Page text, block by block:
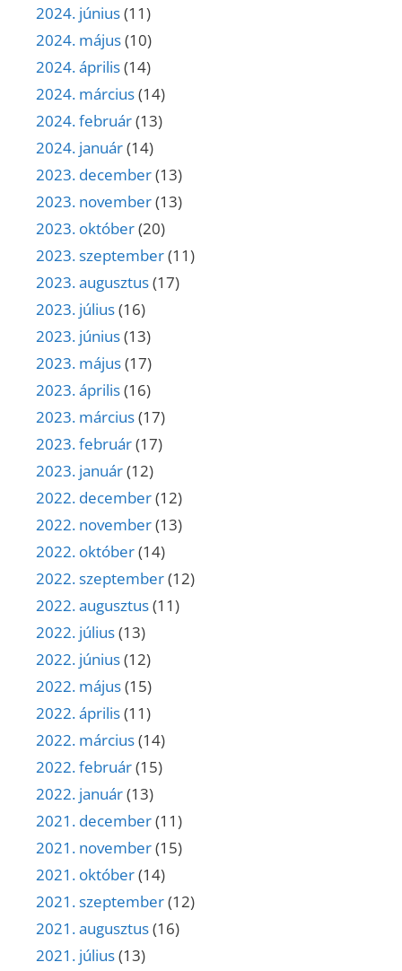
2024. június(11)
2024. május(10)
2024. április(14)
2024. március(14)
2024. február(13)
2024. január(14)
2023. december(13)
2023. november(13)
2023. október(20)
2023. szeptember(11)
2023. augusztus(17)
2023. július(16)
2023. június(13)
2023. május(17)
2023. április(16)
2023. március(17)
2023. február(17)
2023. január(12)
2022. december(12)
2022. november(13)
2022. október(14)
2022. szeptember(12)
2022. augusztus(11)
2022. július(13)
2022. június(12)
2022. május(15)
2022. április(11)
2022. március(14)
2022. február(15)
2022. január(13)
2021. december(11)
2021. november(15)
2021. október(14)
2021. szeptember(12)
2021. augusztus(16)
2021. július(13)